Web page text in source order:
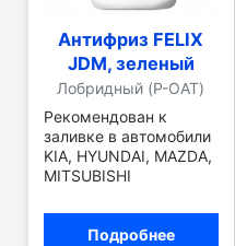
Антифриз FELIX
JDM, зеленый
Лобридный (P-OAT)
Рекомендован к
заливке в автомобили
KIA, HYUNDAI, MAZDA,
MITSUBISHI
Подробнее